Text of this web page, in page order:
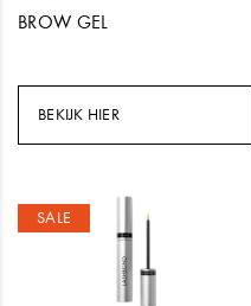
BROW GEL
BEKIJK HIER
SALE